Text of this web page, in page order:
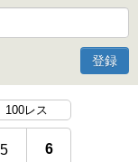
登録
100レス
5 6